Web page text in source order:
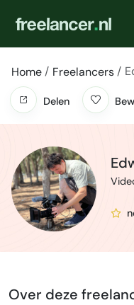
Home Freelancers
Delen
Over deze